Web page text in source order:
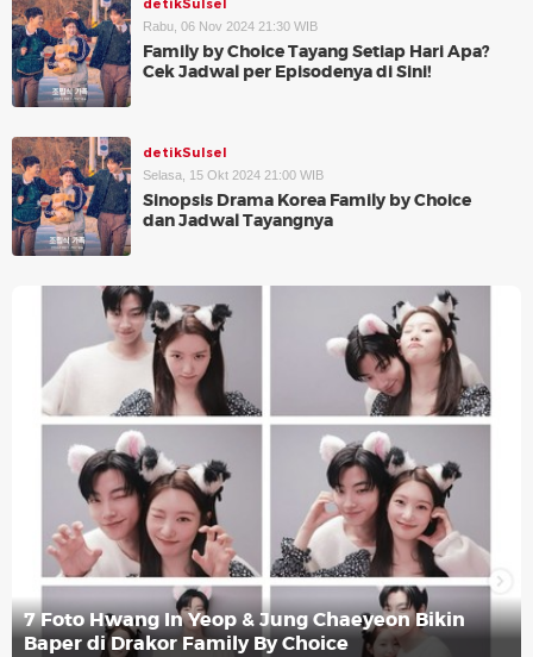
detikSulsel
Rabu, 06 Nov 2024 21:30 WIB
Family by Choice Tayang Setiap Hari Apa?
Cek Jadwal per Episodenya di Sini!
detikSulsel
Selasa, 15 Okt 2024 21:00 WIB
Sinopsis Drama Korea Family by Choice
dan Jadwal Tayangnya
7 Foto Hwang In Yeop & Jung Chaeyeon Bikin
Baper di Drakor Family By Choice